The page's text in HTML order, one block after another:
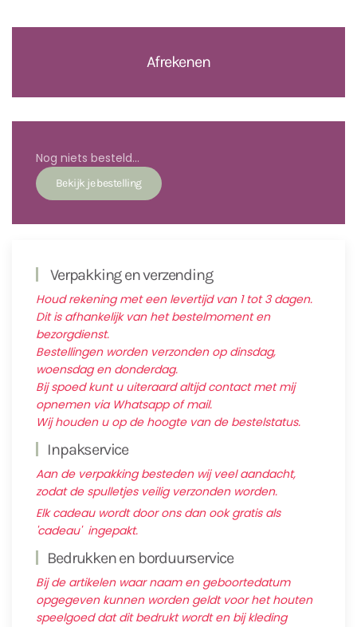
Afrekenen
Nog niets besteld...
Verpakking en verzending
Houd rekening met een levertijd van 1 tot 3 dagen.
Dit is afhankelijk van het bestelmoment en
bezorgdienst.
Bestellingen worden verzonden op dinsdag,
woensdag en donderdag.
Bij spoed kunt u uiteraard altijd contact met mij
opnemen via Whatsapp of mail.
Wij houden u op de hoogte van de bestelstatus.
Inpakservice
Aan de verpakking besteden wij veel aandacht,
zodat de spulletjes veilig verzonden worden.
Elk cadeau wordt door ons dan ook gratis als
'cadeau' ingepakt.
Bedrukken en borduurservice
Bij de artikelen waar naam en geboortedatum
opgegeven kunnen worden geldt voor het houten
speelgoed dat dit bedrukt wordt en bij kleding